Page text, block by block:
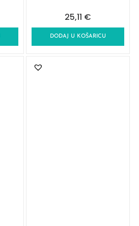
25,11 €
DODAJ U KOŠARICU